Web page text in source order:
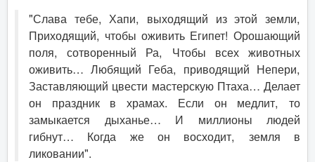
"Слава тебе, Хапи, выходящий из этой земли,
Приходящий, чтобы оживить Египет! Орошающий
поля, сотворенный Ра, Чтобы всех животных
оживить… Любящий Геба, приводящий Непери,
Заставляющий цвести мастерскую Птаха… Делает
он праздник в храмах. Если он медлит, то
замыкается дыханье… И миллионы людей
гибнут… Когда же он восходит, земля в
ликовании".